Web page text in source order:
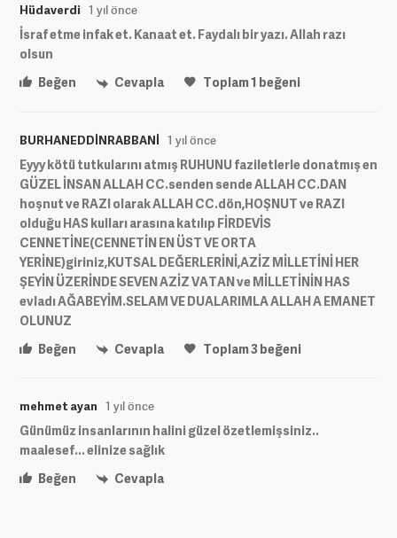
Hüdaverdi 1 yıl önce
İsraf etme infak et. Kanaat et. Faydalı bir yazı. Allah razı
olsun
Beğen
Cevapla Toplam1 beğeni
BURHANEDDİNRABBANİ 1 yıl önce
Eyyy kötü tutkularını atmış RUHUNU faziletlerle donatmış en
GÜZEL İNSAN ALLAH CC.senden sende ALLAH CC.DAN
hoşnut ve RAZI olarak ALLAH CC.dön,HOŞNUT ve RAZI
olduğu HAS kulları arasına katılıp FİRDEVİS
CENNETİNE(CENNETİN EN ÜST VE ORTA
YERİNE)giriniz,KUTSAL DEĞERLERİNİ,AZİZ MİLLETİNİ HER
ŞEYİN ÜZERİNDE SEVEN AZİZ VATAN ve MİLLETİNİN HAS
evladı AĞABEYİM.SELAM VE DUALARIMLA ALLAH A EMANET
OLUNUZ
Beğen
Cevapla Toplam3beğeni
mehmet ayan 1 yıl önce
Günümüz insanlarının halini güzel özetlemişsiniz..
maalesef... elinize sağlık
Beğen
Cevapla